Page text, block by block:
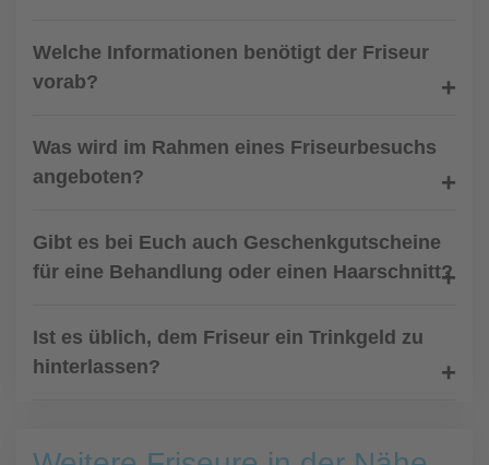
Welche Informationen benötigt der Friseur
vorab?
Was wird im Rahmen eines Friseurbesuchs
angeboten?
Gibt es bei Euch auch Geschenkgutscheine
für eine Behandlung oder einen Haarschnitt?
Ist es üblich, dem Friseur ein Trinkgeld zu
hinterlassen?